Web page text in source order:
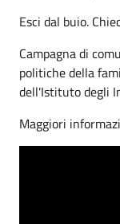
Esci dal buio.
Campagna di
politiche della
dell'Istituto degli
Maggiori